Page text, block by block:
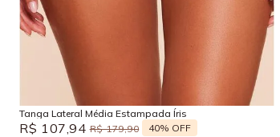
G
Adicionar na sacola
Tanga Lateral Média Estampada Íris
R$ 107 ,94 R$ 179,90 40% OFF